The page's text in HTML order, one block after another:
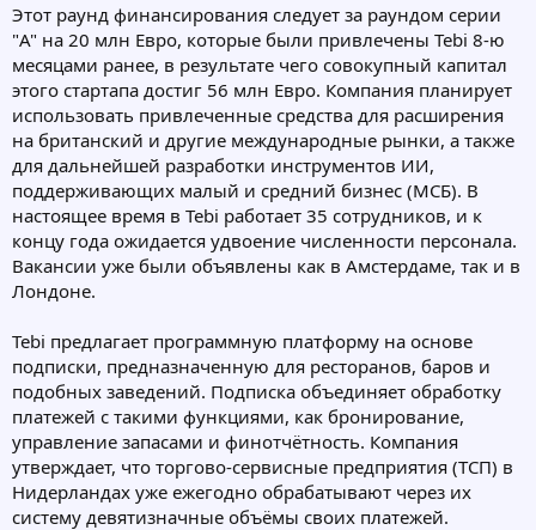
Этот раунд финансирования следует за раундом серии
"A" на 20 млн Евро, которые были привлечены Tebi 8-ю
месяцами ранее, в результате чего совокупный капитал
этого стартапа достиг 56 млн Евро. Компания планирует
использовать привлеченные средства для расширения
на британский и другие международные рынки, а также
для дальнейшей разработки инструментов ИИ,
поддерживающих малый и средний бизнес (МСБ). В
настоящее время в Tebi работает 35 сотрудников, и к
концу года ожидается удвоение численности персонала.
Вакансии уже были объявлены как в Амстердаме, так и в
Лондоне.
Tebi предлагает программную платформу на основе
подписки, предназначенную для ресторанов, баров и
подобных заведений. Подписка объединяет обработку
платежей с такими функциями, как бронирование,
управление запасами и финотчётность. Компания
утверждает, что торгово-сервисные предприятия (ТСП) в
Нидерландах уже ежегодно обрабатывают через их
систему девятизначные объёмы своих платежей.